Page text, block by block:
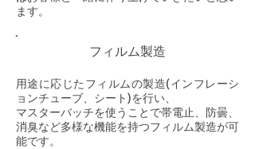
ます。
フィルム製造
用途に応じたフィルムの製造(インフレーシ
ョンチューブ、シート)を行い、
マスターバッチを使うことで帯電止、防曇、
消臭など多様な機能を持つフィルム製造が可
能です。